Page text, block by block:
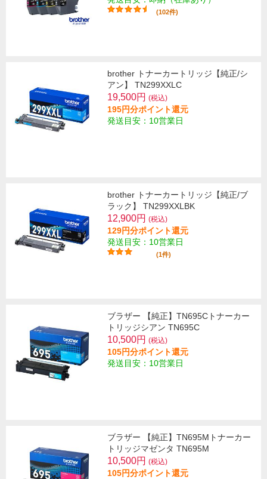
(102件)
brother トナーカートリッジ【純正/シ
アン】 TN299XXLC
19,500円 (税込)
195円分ポイント還元
発送目安：10営業日
brother トナーカートリッジ【純正/ブ
ラック】 TN299XXLBK
12,900円 (税込)
129円分ポイント還元
発送目安：10営業日
(1件)
ブラザー 【純正】TN695Cトナーカー
トリッジシアン TN695C
10,500円 (税込)
105円分ポイント還元
発送目安：10営業日
ブラザー 【純正】TN695Mトナーカー
トリッジマゼンタ TN695M
10,500円 (税込)
105円分ポイント還元